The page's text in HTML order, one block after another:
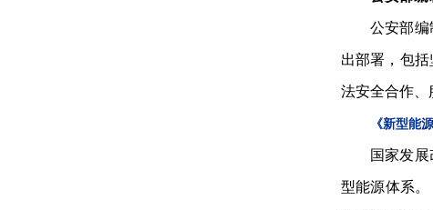
公安部编
出部署，包
法安全合作、
《新型能
国家发
型能源体系